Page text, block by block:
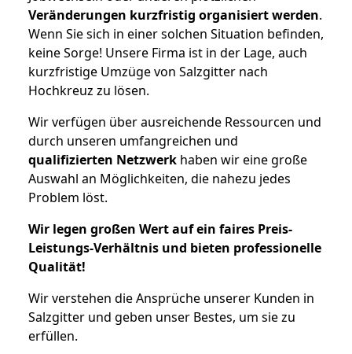
Veränderungen kurzfristig organisiert werden.
Wenn Sie sich in einer solchen Situation befinden,
keine Sorge! Unsere Firma ist in der Lage, auch
kurzfristige Umzüge von Salzgitter nach
Hochkreuz zu lösen.
Wir verfügen über ausreichende Ressourcen und
durch unseren umfangreichen und
qualifizierten Netzwerk haben wir eine große
Auswahl an Möglichkeiten, die nahezu jedes
Problem löst.
Wir legen großen Wert auf ein faires Preis-
Leistungs-Verhältnis und bieten professionelle
Qualität!
Wir verstehen die Ansprüche unserer Kunden in
Salzgitter und geben unser Bestes, um sie zu
erfüllen.